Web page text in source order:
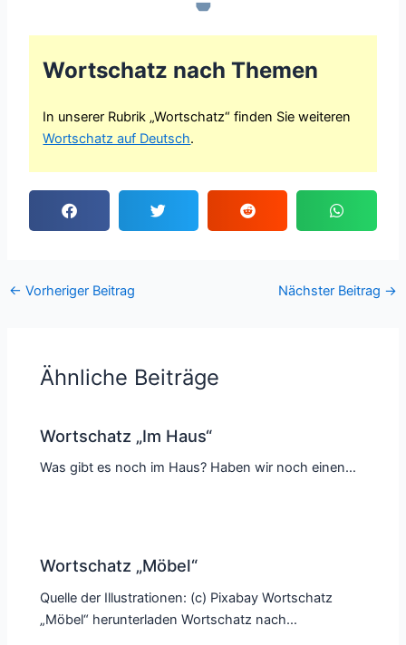
Wortschatz nach Themen
In unserer Rubrik „Wortschatz“ finden Sie weiteren
Wortschatz auf Deutsch.
← Vorheriger Beitrag Nächster Beitrag →
Ähnliche Beiträge
Wortschatz „Im Haus“
Was gibt es noch im Haus? Haben wir noch einen…
Wortschatz „Möbel“
Quelle der Illustrationen: (c) Pixabay Wortschatz
„Möbel“ herunterladen Wortschatz nach…